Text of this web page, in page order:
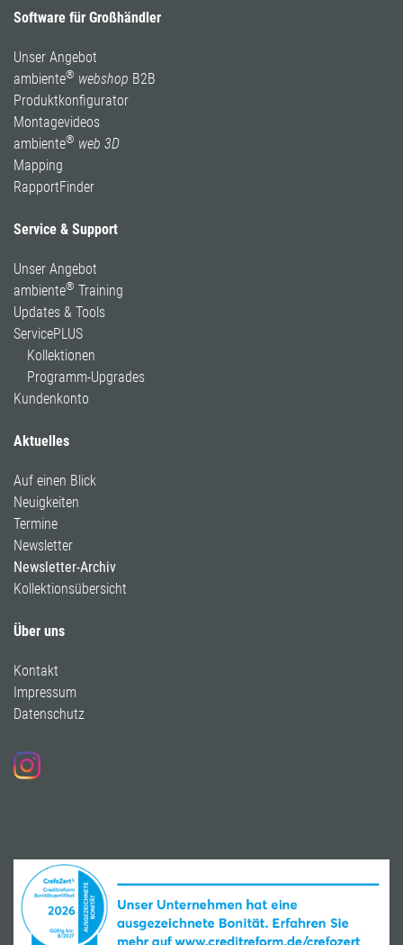
Software für Großhändler
Unser Angebot
ambiente® webshop B2B
Produktkonfigurator
Montagevideos
ambiente® web 3D
Mapping
RapportFinder
Service & Support
Unser Angebot
ambiente® Training
Updates & Tools
ServicePLUS
Kollektionen
Programm-Upgrades
Kundenkonto
Aktuelles
Auf einen Blick
Neuigkeiten
Termine
Newsletter
Newsletter-Archiv
Kollektionsübersicht
Über uns
Kontakt
Impressum
Datenschutz
Folgen Sie uns auf Instagram